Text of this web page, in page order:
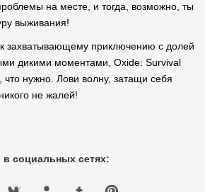
на месте, и тогда, возможно, ты
выживания!
к захватывающему приключению с долей
дикими моментами, Oxide: Survival
что нужно. Лови волну, затащи себя
не жалей!
социальных сетях: